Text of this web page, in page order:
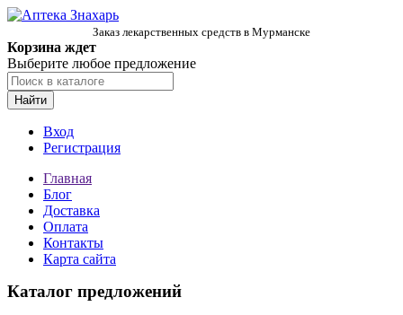
Заказ лекарственных средств в Мурманске
Корзина ждет
Выберите любое предложение
Найти
Вход
Регистрация
Главная
Блог
Доставка
Оплата
Контакты
Карта сайта
Каталог предложений